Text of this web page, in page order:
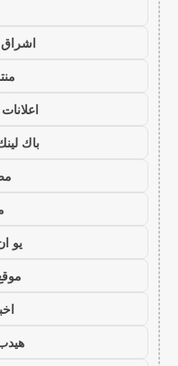
اشراق
اعلانات
باك
يو
اخبار